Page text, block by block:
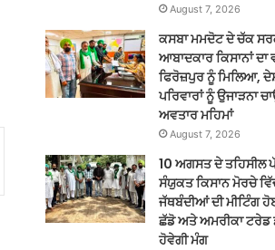
August 7, 2026
ਕਸਬਾ ਮਮਦੋਟ ਦੇ ਚੱਕ
ਆਬਾਦਕਾਰ ਕਿਸਾਨਾਂ ਦਾ
ਫਿਰੋਜ਼ਪੁਰ ਨੂੰ ਮਿਲਿਆ,
ਪਰਿਵਾਰਾਂ ਨੂੰ ਉਜਾੜਨਾ
ਅਵਤਾਰ ਮਹਿਮਾਂ
August 7, 2026
10 ਅਗਸਤ ਦੇ ਤਹਿਸੀਲ
ਸੰਯੁਕਤ ਕਿਸਾਨ ਮੋਰਚੇ
ਜੱਥਬੰਦੀਆਂ ਦੀ ਮੀਟਿੰਗ
ਛੱਡੋ ਅਤੇ ਅਮਰੀਕਾ ਟਰੇਡ
ਹੋਵੇਗੀ ਮੰਗ